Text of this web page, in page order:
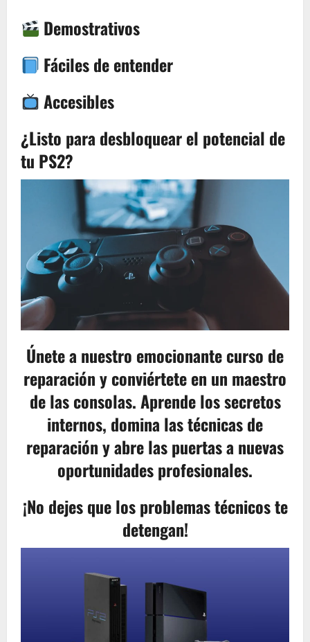
Demostrativos
Fáciles de entender
Accesibles
¿Listo para desbloquear el potencial de
tu PS2?
Únete a nuestro emocionante curso de
reparación y conviértete en un maestro
de las consolas. Aprende los secretos
internos, domina las técnicas de
reparación y abre las puertas a nuevas
oportunidades profesionales.
¡No dejes que los problemas técnicos te
detengan!